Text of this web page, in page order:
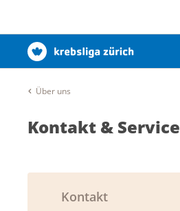
Über uns
Kontakt & Service
Kontakt